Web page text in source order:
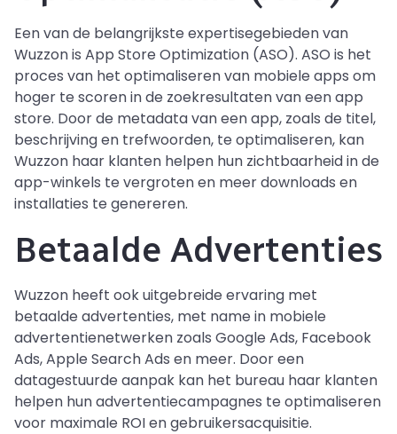
Een van de belangrijkste expertisegebieden van
Wuzzon is App Store Optimization (ASO). ASO is het
proces van het optimaliseren van mobiele apps om
hoger te scoren in de zoekresultaten van een app
store. Door de metadata van een app, zoals de titel,
beschrijving en trefwoorden, te optimaliseren, kan
Wuzzon haar klanten helpen hun zichtbaarheid in de
app-winkels te vergroten en meer downloads en
installaties te genereren.
Betaalde Advertenties
Wuzzon heeft ook uitgebreide ervaring met
betaalde advertenties, met name in mobiele
advertentienetwerken zoals Google Ads, Facebook
Ads, Apple Search Ads en meer. Door een
datagestuurde aanpak kan het bureau haar klanten
helpen hun advertentiecampagnes te optimaliseren
voor maximale ROI en gebruikersacquisitie.